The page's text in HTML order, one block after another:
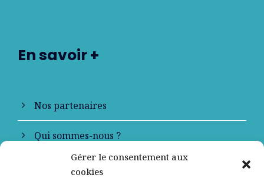
Gérer le consentement aux
cookies
En savoir +
Nos partenaires
Qui sommes-nous ?
Contactez-nous